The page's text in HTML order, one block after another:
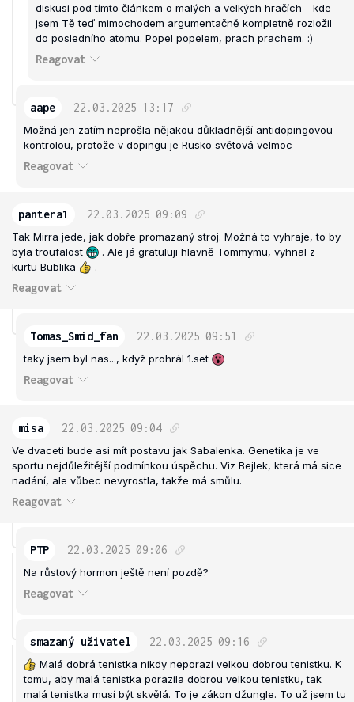
diskusi pod tímto článkem o malých a velkých hračích - kde
jsem Tě teď mimochodem argumentačně kompletně rozložil
do posledního atomu. Popel popelem, prach prachem. :)
Reagovat
aape 22.03.2025 13:17
Možná jen zatím neprošla nějakou důkladnější antidopingovou
kontrolou, protože v dopingu je Rusko světová velmoc
Reagovat
pantera1 22.03.2025 09:09
Tak Mirra jede, jak dobře promazaný stroj. Možná to vyhraje, to by
byla troufalost
. Ale já gratuluji hlavně Tommymu, vyhnal z
kurtu Bublika
.
Reagovat
Tomas_Smid_fan 22.03.2025 09:51
taky jsem byl nas..., když prohrál 1.set
Reagovat
misa 22.03.2025 09:04
Ve dvaceti bude asi mít postavu jak Sabalenka. Genetika je ve
sportu nejdůležitější podmínkou úspěchu. Viz Bejlek, která má sice
nadání, ale vůbec nevyrostla, takže má smůlu.
Reagovat
PTP 22.03.2025 09:06
Na růstový hormon ještě není pozdě?
Reagovat
smazaný uživatel 22.03.2025 09:16
Malá dobrá tenistka nikdy neporazí velkou dobrou tenistku. K
tomu, aby malá tenistka porazila dobrou velkou tenistku, tak
malá tenistka musí být skvělá. To je zákon džungle. To už jsem tu